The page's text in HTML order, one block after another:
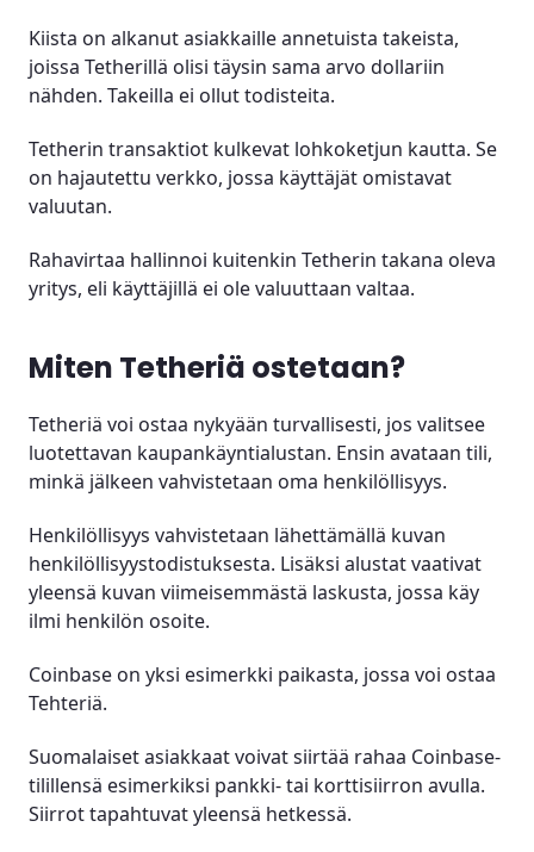
Kiista on alkanut asiakkaille annetuista takeista,
joissa Tetherillä olisi täysin sama arvo dollariin
nähden. Takeilla ei ollut todisteita.
Tetherin transaktiot kulkevat lohkoketjun kautta. Se
on hajautettu verkko, jossa käyttäjät omistavat
valuutan.
Rahavirtaa hallinnoi kuitenkin Tetherin takana oleva
yritys, eli käyttäjillä ei ole valuuttaan valtaa.
Miten Tetheriä ostetaan?
Tetheriä voi ostaa nykyään turvallisesti, jos valitsee
luotettavan kaupankäyntialustan. Ensin avataan tili,
minkä jälkeen vahvistetaan oma henkilöllisyys.
Henkilöllisyys vahvistetaan lähettämällä kuvan
henkilöllisyystodistuksesta. Lisäksi alustat vaativat
yleensä kuvan viimeisemmästä laskusta, jossa käy
ilmi henkilön osoite.
Coinbase on yksi esimerkki paikasta, jossa voi ostaa
Tehteriä.
Suomalaiset asiakkaat voivat siirtää rahaa Coinbase-
tilillensä esimerkiksi pankki- tai korttisiirron avulla.
Siirrot tapahtuvat yleensä hetkessä.